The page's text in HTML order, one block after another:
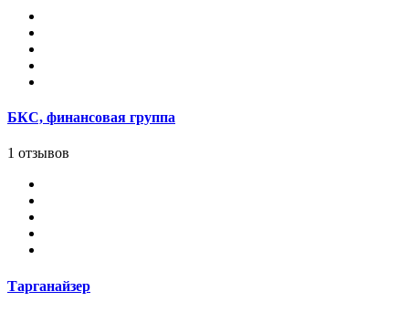
БКС, финансовая группа
1 отзывов
Тарганайзер